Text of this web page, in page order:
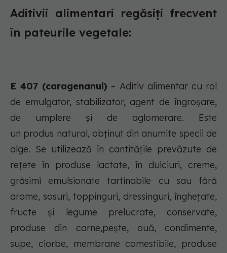
Aditivii alimentari regăsiți frecvent
în pateurile vegetale:
E 407 (caragenanul) – Aditiv alimentar cu rol
de emulgator, stabilizator, agent de îngroşare,
de umplere şi de aglomerare. Este
un produs natural, obţinut din anumite specii de
alge. Se utilizează în cantităţile prevăzute de
reţete în produse lactate, în dulciuri, creme,
grăsimi emulsionate tartinabile cu sau fără
arome, sosuri, toppinguri, dressinguri, îngheţate,
fructe şi legume prelucrate, conservate,
produse din carne,peşte, ouă, condimente,
supe, ciorbe, membrane comestibile, produse